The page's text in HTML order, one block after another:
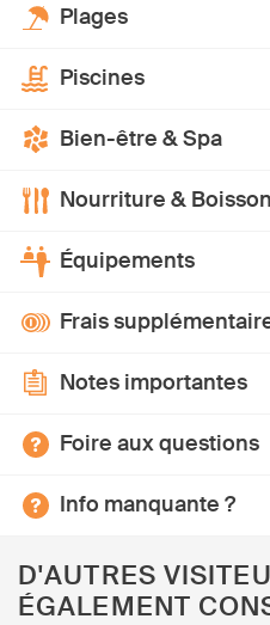
Plages
Piscines
Bien-être & Spa
Nourriture &
Équipements
Frais
Notes importantes
Foire aux questions
Info manquante ?
D'AUTRES
ÉGALEMENT